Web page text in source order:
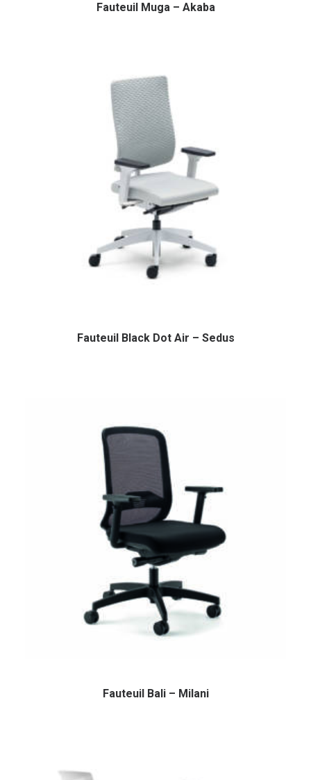
Fauteuil Muga – Akaba
Fauteuil Black Dot Air – Sedus
Fauteuil Bali – Milani